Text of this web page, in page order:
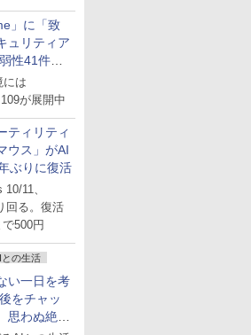
」に「致
ュリティア
性41件に
には
が展開中
ティリティ
ウス」がAI
ぶりに復活
11、
回る。復活
500円
の生活
い一日を考
をチャッ
思わぬ絶景